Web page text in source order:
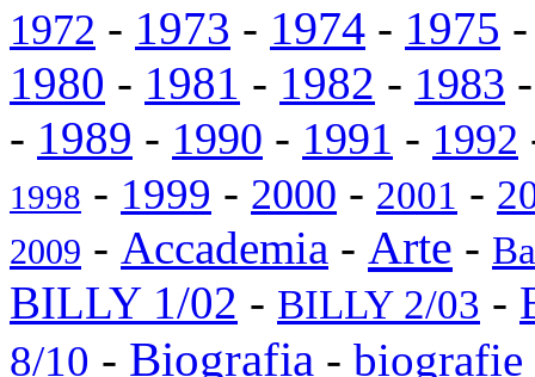
1972 - 1973 - 1974 - 1975
1980 - 1981 - 1982 - 1983
- 1989 - 1990 - 1991 - 1992
1998 - 1999 - 2000 - 2001 -
2009 - Accademia - Arte -
BILLY 1/02 - BILLY 2/03 -
8/10 - Biografia - biografie